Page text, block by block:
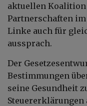
aktuellen
Partnerschaften
Linke auch für
aussprach.
Der
Bestimmungen
seine Gesundheit
Steuererklärungen